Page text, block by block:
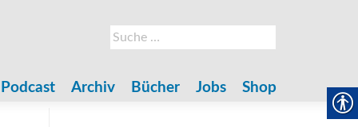
Suche
nach:
Podcast Archiv Bücher Jobs Shop